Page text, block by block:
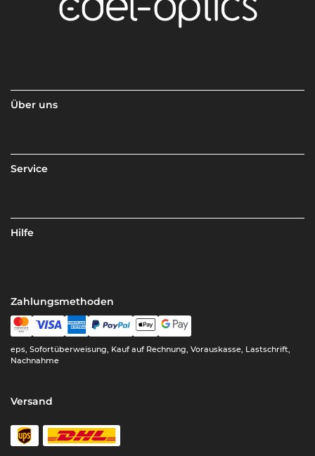
Über uns
Service
Hilfe
Zahlungsmethoden
eps, Sofortüberweisung, Kauf auf Rechnung, Vorauskasse, Lastschrift,
Nachnahme
Versand